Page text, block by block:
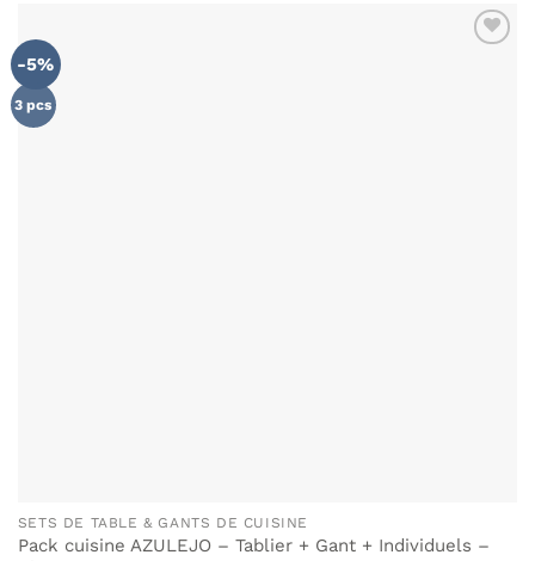
-5%
3 pcs
SETS DE TABLE & GANTS DE CUISINE
Pack cuisine AZULEJO – Tablier + Gant + Individuels –